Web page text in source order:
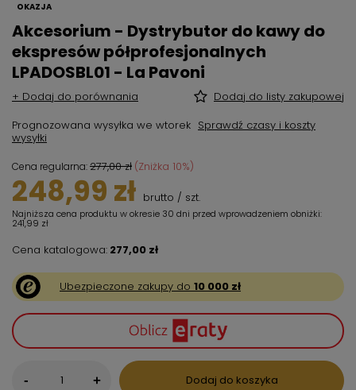
OKAZJA
Akcesorium - Dystrybutor do kawy do
ekspresów półprofesjonalnych
LPADOSBL01 - La Pavoni
+ Dodaj do porównania
Dodaj do listy zakupowej
Prognozowana wysyłka we wtorek Sprawdź czasy i koszty
wysyłki
Cena regularna:277,00 zł (Zniżka 10%)
248,99 zł brutto / szt.
Najniższa cena produktu w okresie 30 dni przed wprowadzeniem obniżki:
241,99 zł
Cena katalogowa: 277,00 zł
Ubezpieczone zakupy do 10 000 zł
- + Dodaj do koszyka